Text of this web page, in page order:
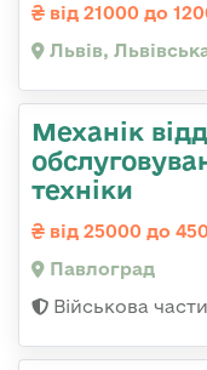
від 21000 до
Львів,
Механік
техніки
від 25000 до
Павлоград
Військова